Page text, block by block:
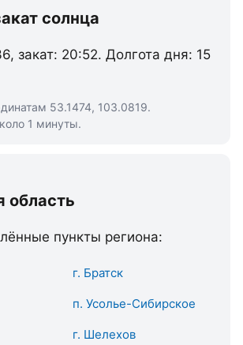
солнца
закат: 20:52. Долгота дня: 15
53.1474, 103.0819.
1 минуты.
область
пункты региона:
г. Братск
п. Усолье-Сибирское
г. Шелехов